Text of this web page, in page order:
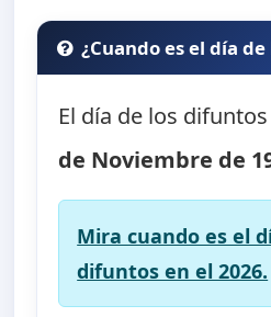
¿Cuando es el día
El día de los
de Noviembre de
Mira cuando es el
difuntos en el 2026.